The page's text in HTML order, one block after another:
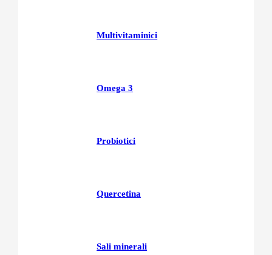
Multivitaminici
Omega 3
Probiotici
Quercetina
Sali minerali